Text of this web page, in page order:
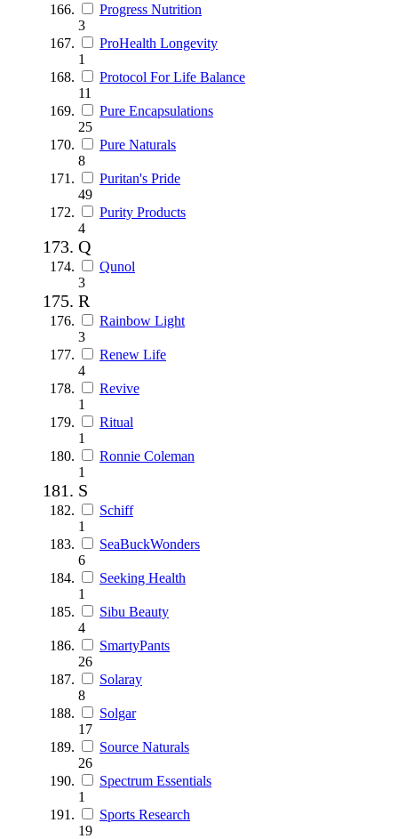
Progress Nutrition
3
ProHealth Longevity
1
Protocol For Life Balance
11
Pure Encapsulations
25
Pure Naturals
8
Puritan's Pride
49
Purity Products
4
Q
Qunol
3
R
Rainbow Light
3
Renew Life
4
Revive
1
Ritual
1
Ronnie Coleman
1
S
Schiff
1
SeaBuckWonders
6
Seeking Health
1
Sibu Beauty
4
SmartyPants
26
Solaray
8
Solgar
17
Source Naturals
26
Spectrum Essentials
1
Sports Research
19